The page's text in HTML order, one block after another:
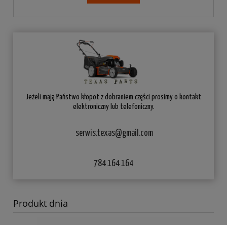
Jeżeli mają Państwo kłopot z dobraniem części prosimy o kontakt
elektroniczny lub telefoniczny.
serwis.texas@gmail.com
784 164 164
Produkt dnia